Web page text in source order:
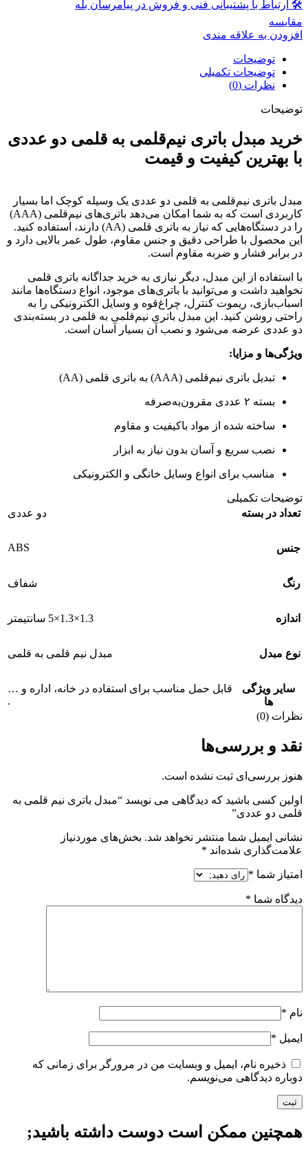
🛠 ارتباط با پشتیبانی فنی و فروش در پیامرسان بله
مقايسه
افزودن به علاقه مندی
توضیحات
توضیحات تکمیلی
نظرات (0)
توضیحات
خرید مبدل باتری نیم‌قلمی به قلمی دو عددی
با بهترین کیفیت و قیمت
مبدل باتری نیم‌قلمی به قلمی دو عددی یک وسیله کوچک اما بسیار
کاربردی است که به شما امکان می‌دهد باتری‌های نیم‌قلمی (AAA)
را در دستگاه‌هایی که نیاز به باتری قلمی (AA) دارند، استفاده کنید.
این محصول با طراحی دقیق و جنس مقاوم، طول عمر بالایی دارد و
در برابر فشار و ضربه مقاوم است.
با استفاده از این مبدل، دیگر نیازی به خرید جداگانه باتری قلمی
نخواهید داشت و می‌توانید با باتری‌های موجود، انواع دستگاه‌ها مانند
اسباب‌بازی، ریموت کنترل، چراغ‌قوه و وسایل الکترونیکی را به
راحتی روشن کنید. این مبدل باتری نیم‌قلمی به قلمی در بسته‌بندی
دو عددی عرضه می‌شود و نصب آن بسیار آسان است.
ویژگی‌ها و مزایا:
تبدیل باتری نیم‌قلمی (AAA) به باتری قلمی (AA)
بسته ۲ عددی مقرون‌به‌صرفه
ساخته شده از مواد باکیفیت و مقاوم
نصب سریع و آسان بدون نیاز به ابزار
مناسب برای انواع وسایل خانگی و الکترونیکی
توضیحات تکمیلی
تعداد در بسته
دو عددی
جنس ABS
رنگ شفاف
اندازه 1.3×1.3×5 سانتیمتر
نوع مبدل مبدل نیم قلمی به قلمی
سایر ویژگی
ها
قابل حمل مناسب برای استفاده در خانه، اداره و …
.
نظرات (0)
نقد و بررسی‌ها
هنوز بررسی‌ای ثبت نشده است.
اولین کسی باشید که دیدگاهی می نویسد “مبدل باتری نیم قلمی به
قلمی دو عددی”
نشانی ایمیل شما منتشر نخواهد شد. بخش‌های موردنیاز
علامت‌گذاری شده‌اند *
امتیاز شما *
دیدگاه شما *
نام *
ایمیل *
ذخیره نام، ایمیل و وبسایت من در مرورگر برای زمانی که
دوباره دیدگاهی می‌نویسم.
همچنین ممکن است دوست داشته باشید;